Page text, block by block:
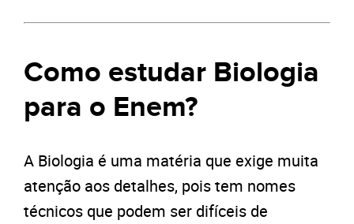
Como estudar Biologia
para o Enem?
A Biologia é uma matéria que exige muita
atenção aos detalhes, pois tem nomes
técnicos que podem ser difíceis de